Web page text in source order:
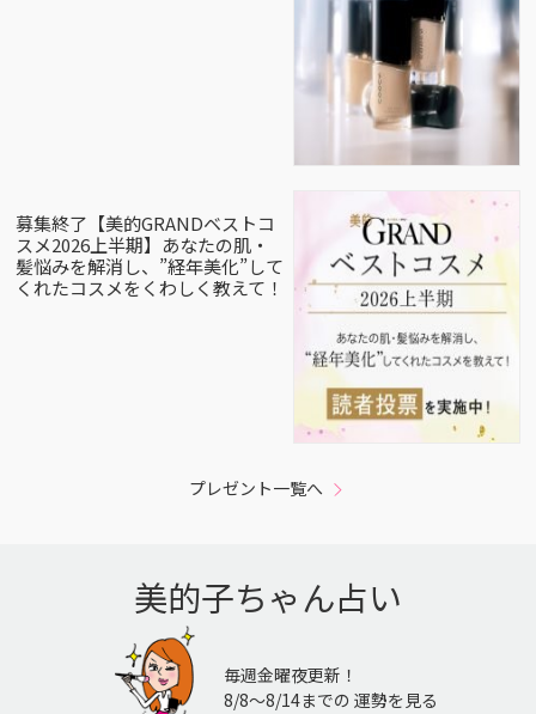
募集終了【美的GRANDベストコ
スメ2026上半期】あなたの肌・
髪悩みを解消し、”経年美化”して
くれたコスメをくわしく教えて！
プレゼント一覧へ
美的子ちゃん占い
毎週金曜夜更新！
8/8〜8/14までの 運勢を見る